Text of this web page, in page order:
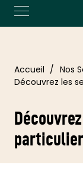
Accueil
Nos
Découvrez les